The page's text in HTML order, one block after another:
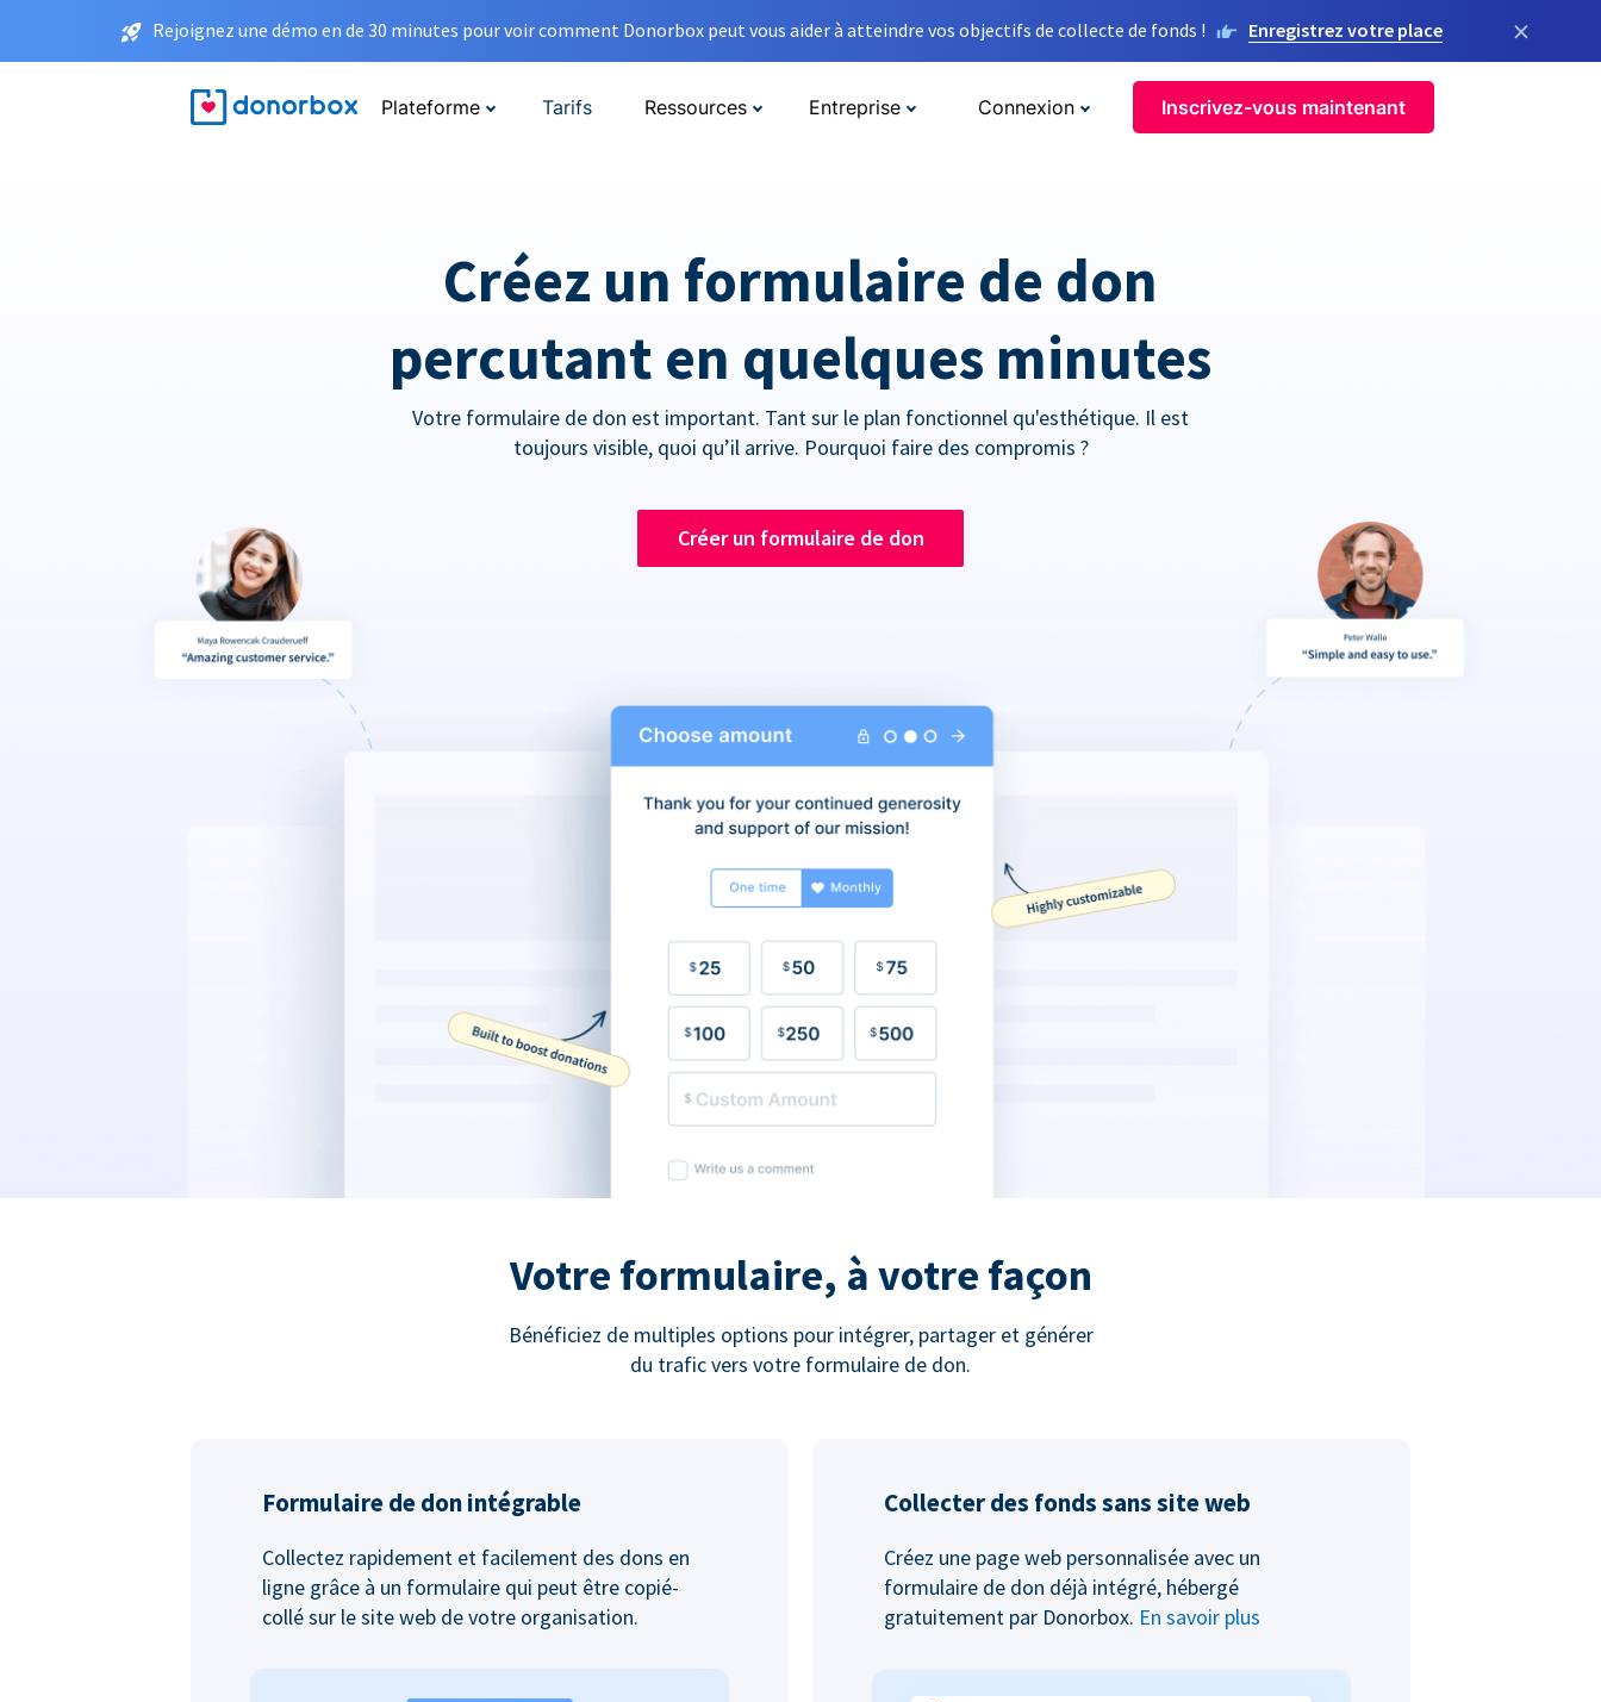
Rejoignez une démo en de 30 minutes pour voir comment Donorbox peut vous aider à atteindre vos objectifs de collecte de fonds ! Enregistrez votre place ×
Plateforme Tarifs Ressources Entreprise Connexion Inscrivez-vous maintenant
Créez un formulaire de don
percutant en quelques minutes
Votre formulaire de don est important. Tant sur le plan fonctionnel qu'esthétique. Il est
toujours visible, quoi qu’il arrive. Pourquoi faire des compromis ?
Créer un formulaire de don
Votre formulaire, à votre façon
Bénéficiez de multiples options pour intégrer, partager et générer
du trafic vers votre formulaire de don.
Formulaire de don intégrable
Collectez rapidement et facilement des dons en
ligne grâce à un formulaire qui peut être copié-
collé sur le site web de votre organisation.
Collecter des fonds sans site web
Créez une page web personnalisée avec un
formulaire de don déjà intégré, hébergé
gratuitement par Donorbox. En savoir plus